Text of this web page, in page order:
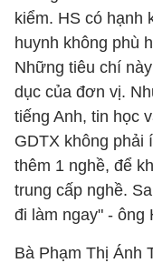
kiểm. HS có hạnh
huynh không phù
Những tiêu chí
dục của đơn vị.
tiếng Anh, tin học
GDTX không phải
thêm 1 nghề, để
trung cấp nghề.
đi làm ngay" - ông
Bà Phạm Thị Ánh